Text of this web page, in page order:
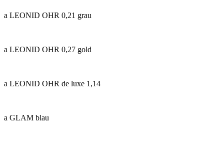
a LEONID OHR 0,21 grau
a LEONID OHR 0,27 gold
a LEONID OHR de luxe 1,14
a GLAM blau